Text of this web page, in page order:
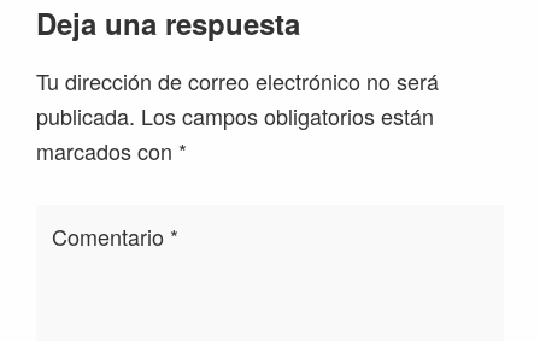
Interacciones
los
lectores
Deja una respuesta
Tu dirección de correo electrónico no será
publicada. Los campos obligatorios están
marcados con *